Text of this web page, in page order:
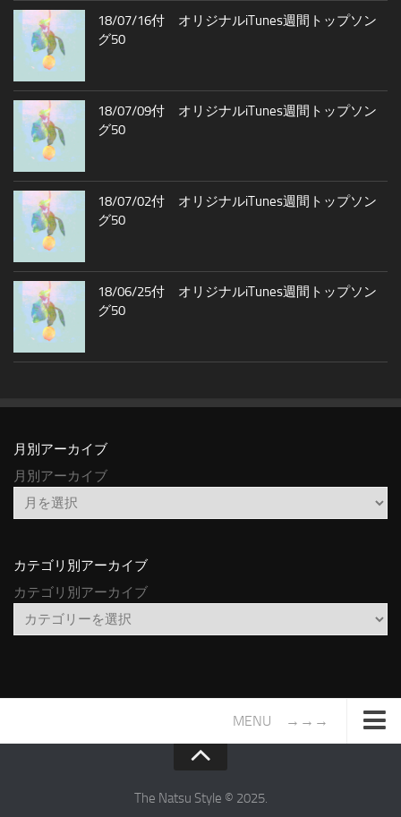
18/07/16付 オリジナルiTunes週間トップソン
グ50
18/07/09付 オリジナルiTunes週間トップソン
グ50
18/07/02付 オリジナルiTunes週間トップソン
グ50
18/06/25付 オリジナルiTunes週間トップソン
グ50
月別アーカイブ
月別アーカイブ
カテゴリ別アーカイブ
カテゴリ別アーカイブ
MENU →→→
The Natsu Style © 2025.